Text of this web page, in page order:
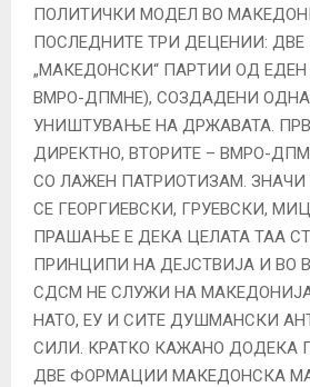
ПОЛИТИЧКИ МОДЕЛ ВО
ПОСЛЕДНИТЕ ТРИ ДЕЦЕНИИ:
„МАКЕДОНСКИ“ ПАРТИИ ОД
ВМРО-ДПМНЕ), СОЗДАДЕНИ
УНИШТУВАЊЕ НА ДРЖАВАТА.
ДИРЕКТНО, ВТОРИТЕ – ВМРО-
СО ЛАЖЕН ПАТРИОТИЗАМ.
СЕ ГЕОРГИЕВСКИ, ГРУЕВСКИ,
ПРАШАЊЕ Е ДЕКА ЦЕЛАТА ТАА
ПРИНЦИПИ НА ДЕЈСТВИЈА И ВО
СДСМ НЕ СЛУЖИ НА
НАТО, ЕУ И СИТЕ ДУШМАНСКИ
СИЛИ. КРАТКО КАЖАНО ДОДЕКА
ДВЕ ФОРМАЦИИ МАКЕДОНСКА